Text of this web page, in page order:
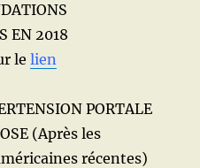
EN 2018
lelien
PORTALE
(Après les
récentes)